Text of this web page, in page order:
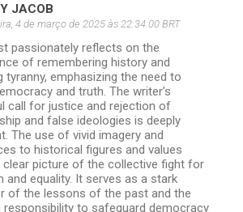
JACOB
4 de março de 2025 às 22:34:00 BRT
passionately reflects on the
of remembering history and
tyranny, emphasizing the need to
and truth. The writer’s
call for justice and rejection of
and false ideologies is deeply
The use of vivid imagery and
to historical figures and values
clear picture of the collective fight for
and equality. It serves as a stark
of the lessons of the past and the
responsibility to safeguard democracy